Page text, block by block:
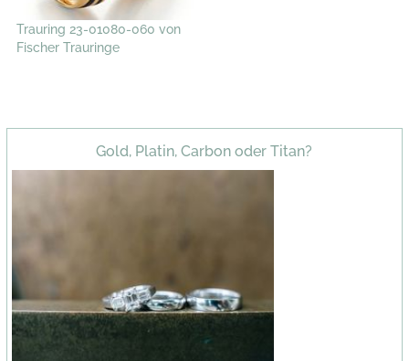
Trauring 23-01080-060 von
Fischer Trauringe
Gold, Platin, Carbon oder Titan?